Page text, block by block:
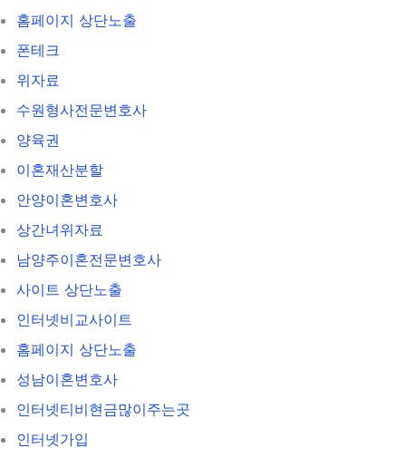
홈페이지 상단노출
폰테크
위자료
수원형사전문변호사
양육권
이혼재산분할
안양이혼변호사
상간녀위자료
남양주이혼전문변호사
사이트 상단노출
인터넷비교사이트
홈페이지 상단노출
성남이혼변호사
인터넷티비현금많이주는곳
인터넷가입